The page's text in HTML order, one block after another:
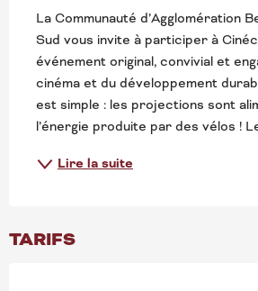
La Communauté d’Agglomération
Sud vous invite à participer à
événement original, convivial et
cinéma et du développement
est simple : les projections sont
l’énergie produite par des vélos !
Lire la suite
TARIFS